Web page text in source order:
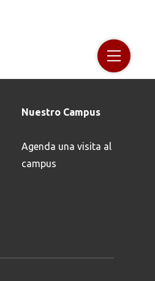
Nuestro Campus
Agenda una visita al
campus